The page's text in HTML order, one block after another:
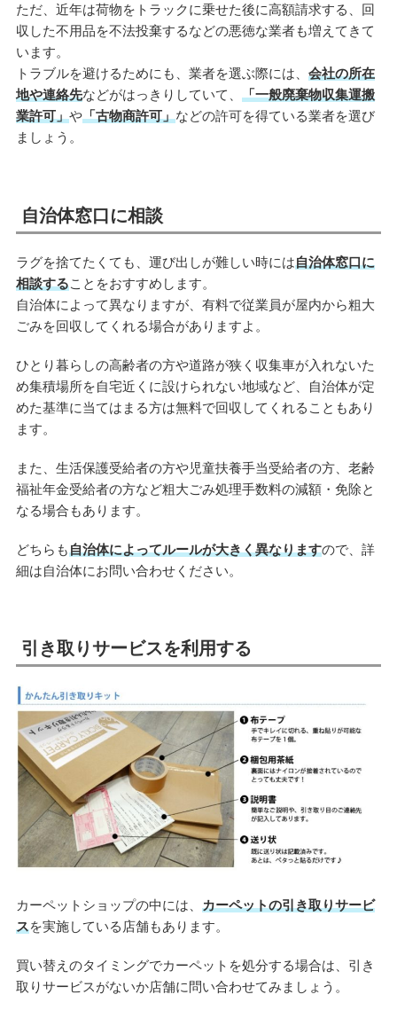
ただ、近年は荷物をトラックに乗せた後に高額請求する、回
収した不用品を不法投棄するなどの悪徳な業者も増えてきて
います。
トラブルを避けるためにも、業者を選ぶ際には、 会社の所在
地や連絡先などがはっきりしていて、 「一般廃棄物収集運搬
業許可」や「古物商許可」などの許可を得ている業者を選び
ましょう。
自治体窓口に相談
ラグを捨てたくても、運び出しが難しい時には自治体窓口に
相談することをおすすめします。
自治体によって異なりますが、有料で従業員が屋内から粗大
ごみを回収してくれる場合がありますよ。
ひとり暮らしの高齢者の方や道路が狭く収集車が入れないた
め集積場所を自宅近くに設けられない地域など、自治体が定
めた基準に当てはまる方は無料で回収してくれることもあり
ます。
また、生活保護受給者の方や児童扶養手当受給者の方、老齢
福祉年金受給者の方など粗大ごみ処理手数料の減額・免除と
なる場合もあります。
どちらも自治体によってルールが大きく異なりますので、詳
細は自治体にお問い合わせください。
引き取りサービスを利用する
カーペットショップの中には、 カーペットの引き取りサービ
スを実施している店舗もあります。
買い替えのタイミングでカーペットを処分する場合は、引き
取りサービスがないか店舗に問い合わせてみましょう。